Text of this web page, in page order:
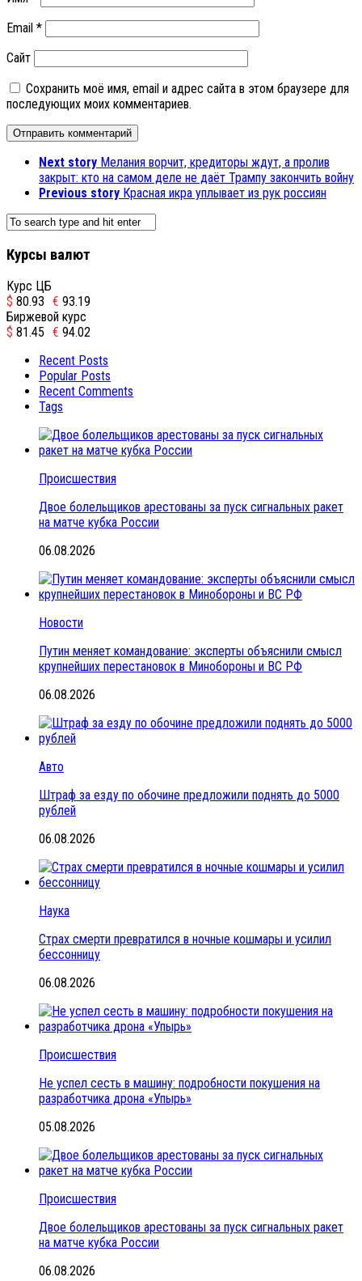
Email *
Сайт
Сохранить моё имя, email и адрес сайта в этом браузере для
последующих моих комментариев.
Next story Мелания ворчит, кредиторы ждут, а пролив
закрыт: кто на самом деле не даёт Трампу закончить войну
Previous story Красная икра уплывает из рук россиян
Курсы валют
Курс ЦБ
$ 80.93 € 93.19
Биржевой курс
$ 81.45 € 94.02
Recent Posts
Popular Posts
Recent Comments
Tags
Происшествия
Двое болельщиков арестованы за пуск сигнальных ракет
на матче кубка России
06.08.2026
Новости
Путин меняет командование: эксперты объяснили смысл
крупнейших перестановок в Минобороны и ВС РФ
06.08.2026
Авто
Штраф за езду по обочине предложили поднять до 5000
рублей
06.08.2026
Наука
Страх смерти превратился в ночные кошмары и усилил
бессонницу
06.08.2026
Происшествия
Не успел сесть в машину: подробности покушения на
разработчика дрона «Упырь»
05.08.2026
Происшествия
Двое болельщиков арестованы за пуск сигнальных ракет
на матче кубка России
06.08.2026